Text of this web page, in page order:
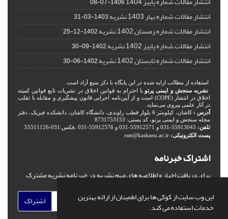
این وب سایت از کوکی ها برای اطمینان از ارائه بهترین
خدمات استفاده می کند.
1406-07-08
انتشار مقالات شماره بهار 1403 نشریه 1403-03-31
انتشار مقالات شماره زمستان 1402 نشریه 1402-12-25
انتشار مقالات شماره پاییز 1402 نشریه 1402-09-30
انتشار مقالات شماره تابستان 1402 نشریه 1402-06-30
استفاده از مطالب ارایه شده در این پایگاه با ذکر منبع آزاد است.
نشریه سنجش و ایمنی پرتو با احترام به قوانین اخلاق در نشریات تابع قوانین کمیته
اخلاق در انتشار (COPE) است و از آیین‌نامه اجرایی قانون پیشگیری و مقابله با تقلب
در آثار علمی پیروی می‌نماید.
آدرس :
کاشان، کیلومتر 6 بلوار قطب راوندی، دانشگاه کاشان، دانشکده فیزیک، دفتر
مجله سنجش و ایمنی پرتو، کد پستی: 8731753153
تلفن:
پست الکترونیکی: rsm@kashanu.ac.ir
اشتراک خبرنامه
برای دریافت اخبار و اطلاعیه های مهم نشریه در خبرنامه نشریه مشترک
اشتراک